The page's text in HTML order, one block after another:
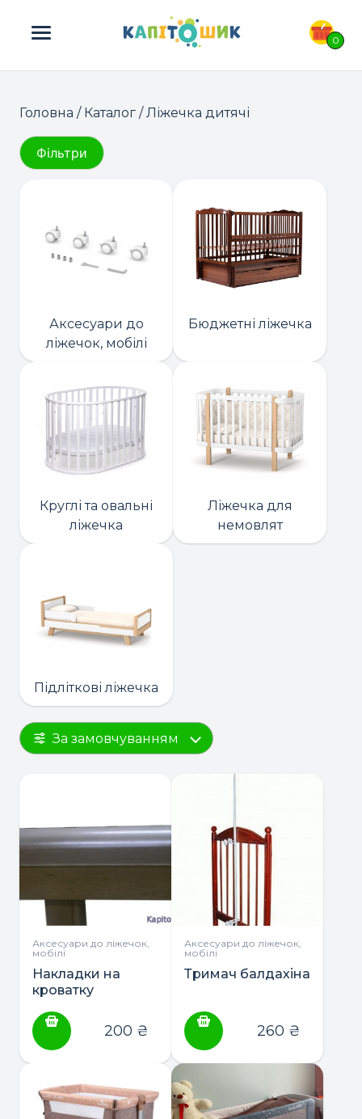
0
ПОШУК ТОВАРІВ:
Головна / Каталог / Ліжечка дитячі
Фільтри
Аксесуари до
ліжечок, мобілі
Бюджетні ліжечка
Круглі та овальні
ліжечка
Ліжечка для
немовлят
Підліткові ліжечка
За замовчуванням
Аксесуари до ліжечок,
мобілі
Накладки на
кроватку
200 ₴
Аксесуари до ліжечок,
мобілі
Тримач балдахіна
260 ₴